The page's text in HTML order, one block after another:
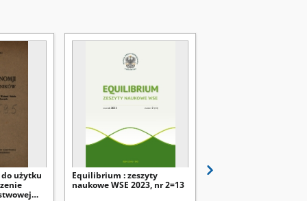
użytku
Equilibrium : zeszyty
naukowe WSE 2023, nr 2=13